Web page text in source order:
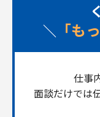
＼ 「も
仕事
面談だけでは